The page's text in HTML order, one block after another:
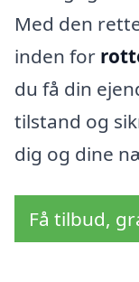
Med den
inden for
du få din
tilstand og
dig og dine
Få tilbud,